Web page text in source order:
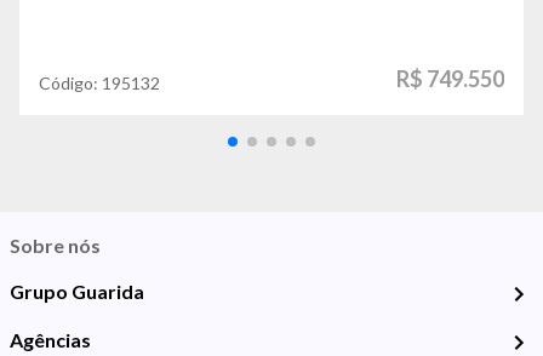
Código: 195132 R$ 749.550
Sobre nós
Grupo Guarida
Agências